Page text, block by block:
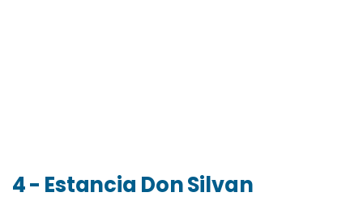
4 - Estancia Don Silvan